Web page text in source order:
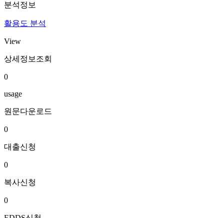
분석정보
활용도 분석
View
상세정보조회
0
usage
원문다운로드
0
대출신청
0
복사신청
0